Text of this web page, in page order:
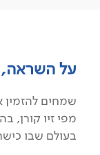
על
שמחים
מפי זיו קורן,
בעולם שבו